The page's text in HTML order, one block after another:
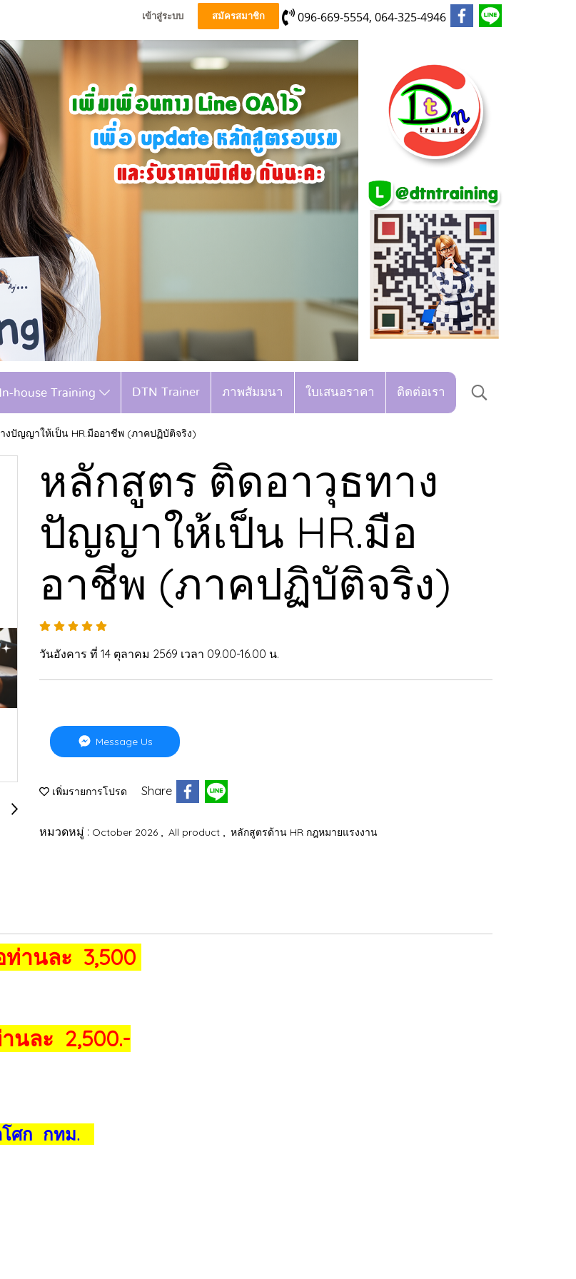
เข้าสู่ระบบ สมัครสมาชิก 096-669-5554, 064-325-4946
In-house Training DTN Trainer ภาพสัมมนา ใบเสนอราคา ติดต่อเรา
งปัญญาให้เป็น HR.มืออาชีพ (ภาคปฏิบัติจริง)
หลักสูตร ติดอาวุธทาง
ปัญญาให้เป็น HR.มือ
อาชีพ (ภาคปฏิบัติจริง)
วันอังคาร ที่ 14 ตุลาคม 2569 เวลา 09.00-16.00 น.
Message Us
เพิ่มรายการโปรด Share
หมวดหมู่ : October 2026 All product หลักสูตรด้าน HR กฎหมายแรงงาน
านละ 3,500
นละ 2,500.-
โศก กทม.